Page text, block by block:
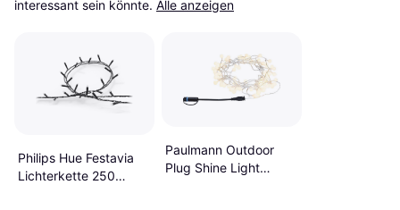
interessant sein könnte. Alle anzeigen
Philips Hue Festavia
Lichterkette 250
Paulmann Outdoor
Plug Shine Light